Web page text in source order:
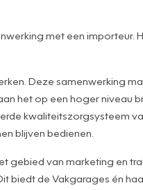
met een
Deze samenwerking
het op een hoger
kwaliteitszorgsysteem
blijven bedienen.
van marketing en
biedt de Vakgarages én